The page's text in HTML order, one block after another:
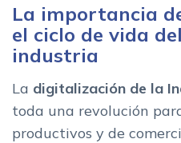
3. Asidek: Fusion 360
Como funciona el software
producto
Hilo digital unico
Objetivos del software
La importancia
el ciclo de vida
industria
La digitalización de la
toda una revolución
productivos y de